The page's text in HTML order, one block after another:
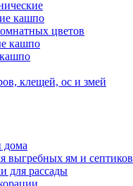
кашпо
цветов
кашпо
клещей, ос и змей
дома
выгребных ям и септиков
для рассады